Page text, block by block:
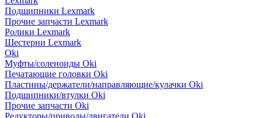
Подшипники Lexmark
Прочие запчасти Lexmark
Ролики Lexmark
Шестерни Lexmark
Oki
Муфты/соленоиды Oki
Печатающие головки Oki
Пластины/держатели/направляющие/кулачки Oki
Подшипники/втулки Oki
Прочие запчасти Oki
Редукторы/приводы/двигатели Oki